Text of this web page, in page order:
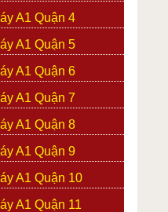
A1 Quận 4
A1 Quận 5
A1 Quận 6
A1 Quận 7
A1 Quận 8
A1 Quận 9
A1 Quận 10
A1 Quận 11